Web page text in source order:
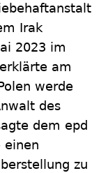
Irak
2023 im
am
werde
des
dem epd
einen
zu